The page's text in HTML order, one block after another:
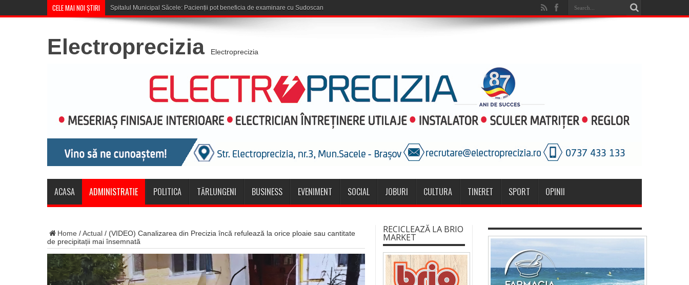
CELE MAI NOI ȘTIRI Spitalul Municipal Săcele: Pacienții pot beneficia de examinare cu Sudoscan
Electroprecizia Electroprecizia
ACASA ADMINISTRATIE POLITICA TĂRLUNGENI BUSINESS EVENIMENT SOCIAL JOBURI CULTURA TINERET SPORT OPINII
Home /Actual / (VIDEO) Canalizarea din Precizia încă refulează la orice ploaie sau cantitate
de precipitații mai însemnată
RECICLEAZĂ LA BRIO
MARKET